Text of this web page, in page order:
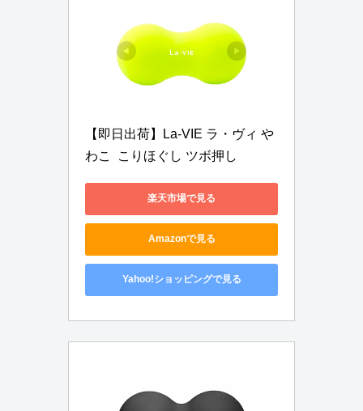
【即日出荷】La-VIE ラ・ヴィ や
わこ  こりほぐし ツボ押し
楽天市場で見る
Amazonで見る
Yahoo!ショッピングで見る